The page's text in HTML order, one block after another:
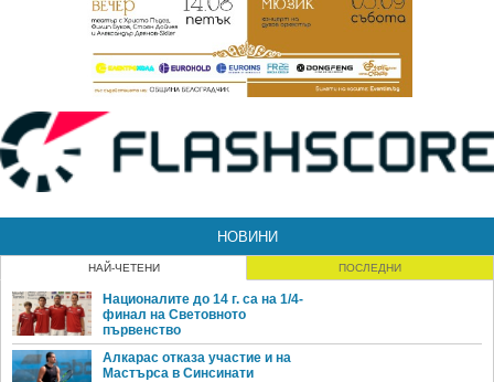
НОВИНИ
НАЙ-ЧЕТЕНИ ПОСЛЕДНИ
Националите до 14 г. са на 1/4-
финал на Световното
първенство
Алкарас отказа участие и на
Мастърса в Синсинати